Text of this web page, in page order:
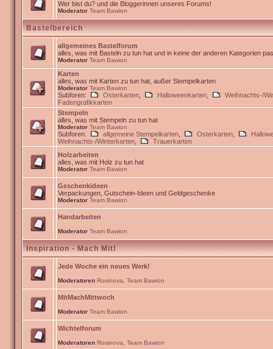
Wer bist du? und die Bloggerinnen unseres Forums!
Moderator Team Bawion
Bastelbereich
allgemeines Bastelforum
alles, was mit Basteln zu tun hat und in keine der anderen Kategorien
Moderator Team Bawion
Karten
alles, was mit Karten zu tun hat, außer Stempelkarten
Moderator Team Bawion
Subforen: Osterkarten Halloweenkarten
Weihnachts-/
Fadengrafikkarten
Stempeln
alles, was mit Stempeln zu tun hat
Moderator Team Bawion
Subforen: allgemeine Stempelkarten Osterkarten
Weihnachts-/Winterkarten
Trauerkarten
Holzarbeiten
alles, was mit Holz zu tun hat
Moderator Team Bawion
Geschenkideen
Verpackungen, Gutschein-Ideen und Geldgeschenke
Moderator Team Bawion
Handarbeiten
Moderator Team Bawion
Inspiration - Mach Mit!
Jede Woche ein neues Werk!
Moderatoren Rosinova Team Bawion
MitMachMittwoch
Moderator Team Bawion
Wichtelforum
Moderatoren Rosinova Team Bawion